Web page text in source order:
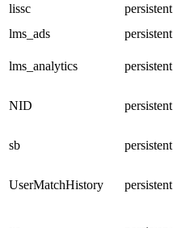
lissc
persistent
lms_ads
persistent
lms_analytics
persistent
NID persistent
sb
persistent
UserMatchHistory persistent